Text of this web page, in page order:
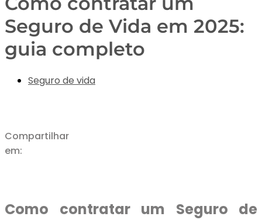
Seguro de Vida em 2025:
guia completo
Seguro de vida
Compartilhar
em:
Como contratar um Seguro de